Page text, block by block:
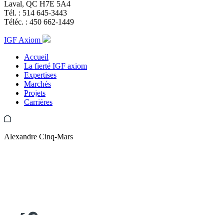
Laval, QC H7E 5A4
Tél. : 514 645-3443
Téléc. : 450 662-1449
IGF Axiom
Accueil
La fierté IGF axiom
Expertises
Marchés
Projets
Carrières
Alexandre Cinq-Mars